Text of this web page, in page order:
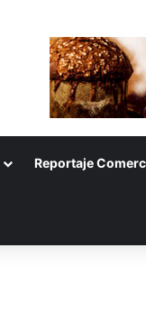
Reportaje